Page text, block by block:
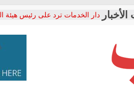
دار الخدمات ترد على رئيس هيئة
معاناة أصحاب المعاشات..
فرحات سليمان يكتب: القطاع
حزب التحالف الشعبي يطلق لجنة